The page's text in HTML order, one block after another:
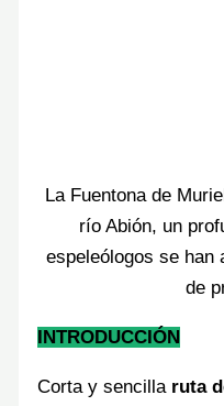
La Fuentona de
río Abión, un
espeleólogos se han
de
INTRODUCCIÓN
Corta y sencilla ruta